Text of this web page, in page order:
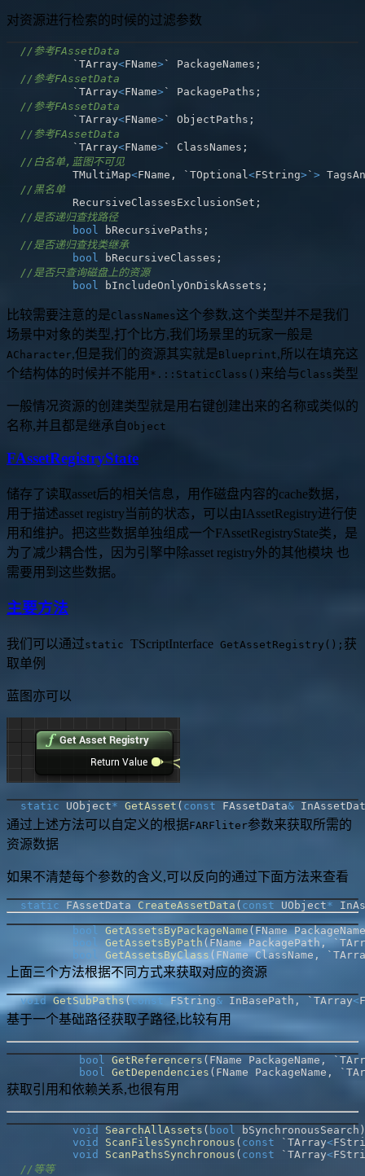
对资源进行检索的时候的过滤参数
//参考FAssetData
	`TArray
<FName>` PackageNames ;
//参考FAssetData
	`TArray
<FName> ` PackagePaths ;
//参考FAssetData
	`TArray
<FName>` ObjectPaths ;
//参考FAssetData
	`TArray
<FName>` ClassNames ;
//白名单,蓝图不可见
	TMultiMap
<FName , `TOptional<FString> ` >
//黑名单
	RecursiveClassesExclusionSet
;
//是否递归查找路径
bool bRecursivePaths ;
//是否递归查找类继承
bool bRecursiveClasses ;
//是否只查询磁盘上的资源
bool bIncludeOnlyOnDiskAssets ;
比较需要注意的是ClassNames这个参数,这个类型并不是我们
场景中对象的类型,打个比方,我们场景里的玩家一般是
ACharacter,但是我们的资源其实就是Blueprint,所以在填充这
个结构体的时候并不能用 *.::StaticClass() 来给与 Class类型
一般情况资源的创建类型就是用右键创建出来的名称或类似的
名称,并且都是继承自 Object
FAssetRegistryState
储存了读取asset后的相关信息，用作磁盘内容的cache数据，
用于描述asset registry当前的状态，可以由IAssetRegistry进行使
用和维护。把这些数据单独组成一个FAssetRegistryState类，是
为了减少耦合性，因为引擎中除asset registry外的其他模块 也
需要用到这些数据。
主要方法
我们可以通过static TScriptInterface GetAssetRegistry(); 获
取单例
蓝图亦可以
static UObject* GetAsset ( const FAssetData&
通过上述方法可以自定义的根据FARFliter参数来获取所需的
资源数据
如果不清楚每个参数的含义,可以反向的通过下面方法来查看
static FAssetData CreateAssetData ( const UObject*
bool GetAssetsByPackageName ( FName PackageName
bool
GetAssetsByPath(FName PackagePath ,
bool
GetAssetsByClass ( FName ClassName ,
上面三个方法根据不同方式来获取对应的资源
void GetSubPaths(const FString& InBasePath , `TArray<
基于一个基础路径获取子路径,比较有用
bool GetReferencers ( FName PackageName ,
bool GetDependencies ( FName PackageName ,
获取引用和依赖关系,也很有用
void SearchAllAssets ( bool bSynchronousSearch )
void
ScanFilesSynchronous ( const `TArray<
void
ScanPathsSynchronous ( const `TArray<
//等等